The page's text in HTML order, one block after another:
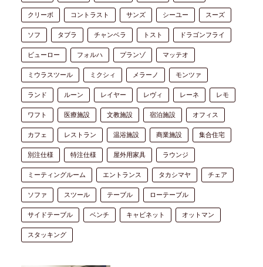
クリーボ コントラスト サンズ シーユー スーズ
ソフ タブラ チャンベラ トスト ドラゴンフライ
ビューロー フォルハ プランゾ マッテオ
ミウラスツール ミクシィ メラーノ モンツァ
ランド ルーン レイヤー レヴィ レーネ レモ
ワフト 医療施設 文教施設 宿泊施設 オフィス
カフェ レストラン 温浴施設 商業施設 集合住宅
別注仕様 特注仕様 屋外用家具 ラウンジ
ミーティングルーム エントランス タカシマヤ チェア
ソファ スツール テーブル ローテーブル
サイドテーブル ベンチ キャビネット オットマン
スタッキング